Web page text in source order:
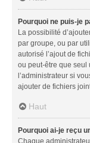
Pourquoi ne puis-je
La possibilité
par groupe, ou par
autorisé l’ajout de
ou peut-être que seul
l’administrateur si
ajouter de fichiers
Haut
Pourquoi ai-je reçu
Chaque